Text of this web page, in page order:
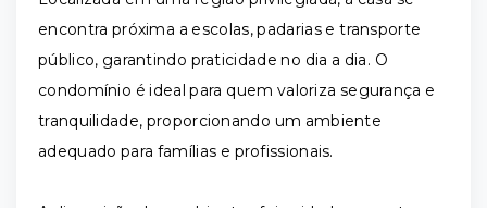
encontra próxima a escolas, padarias e transporte
público, garantindo praticidade no dia a dia. O
condomínio é ideal para quem valoriza segurança e
tranquilidade, proporcionando um ambiente
adequado para famílias e profissionais.